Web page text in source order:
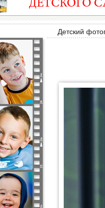
Детский